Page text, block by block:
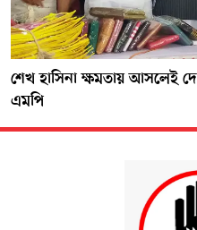
শেখ হাসিনা ক্ষমতায় আসলেই
এমপি